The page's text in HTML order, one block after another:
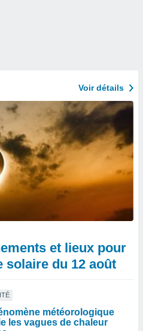
Voir détails
et lieux pour
solaire du 12 août
météorologique
les vagues de chaleur